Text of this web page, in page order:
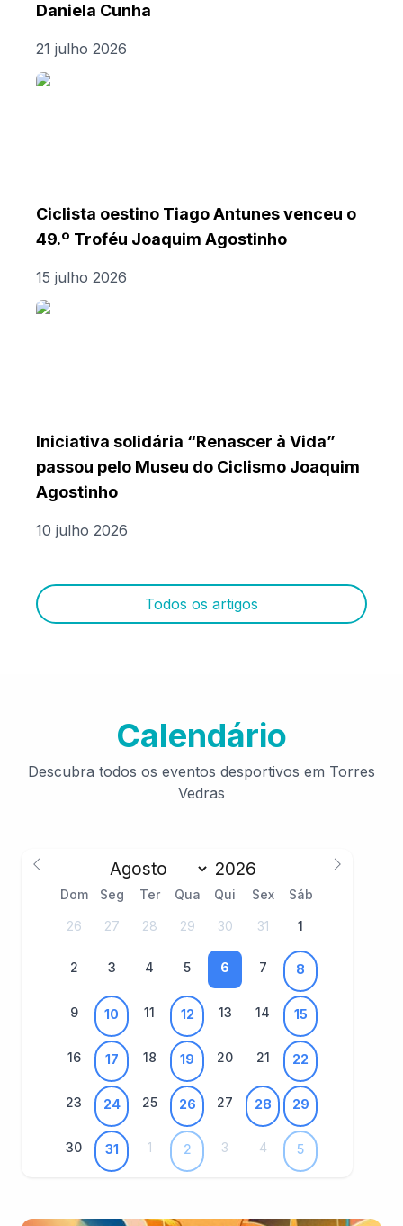
Daniela Cunha
21 julho 2026
Ciclista oestino Tiago Antunes venceu o
49.º Troféu Joaquim Agostinho
15 julho 2026
Iniciativa solidária “Renascer à Vida”
passou pelo Museu do Ciclismo Joaquim
Agostinho
10 julho 2026
Todos os artigos
Calendário
Descubra todos os eventos desportivos em Torres
Vedras
Dom Seg Ter Qua Qui Sex Sáb
26 27 28 29 30 31 1
2 3 4 5 6 7 8
9 10 11 12 13 14 15
16 17 18 19 20 21 22
23 24 25 26 27 28 29
30 31 1 2 3 4 5